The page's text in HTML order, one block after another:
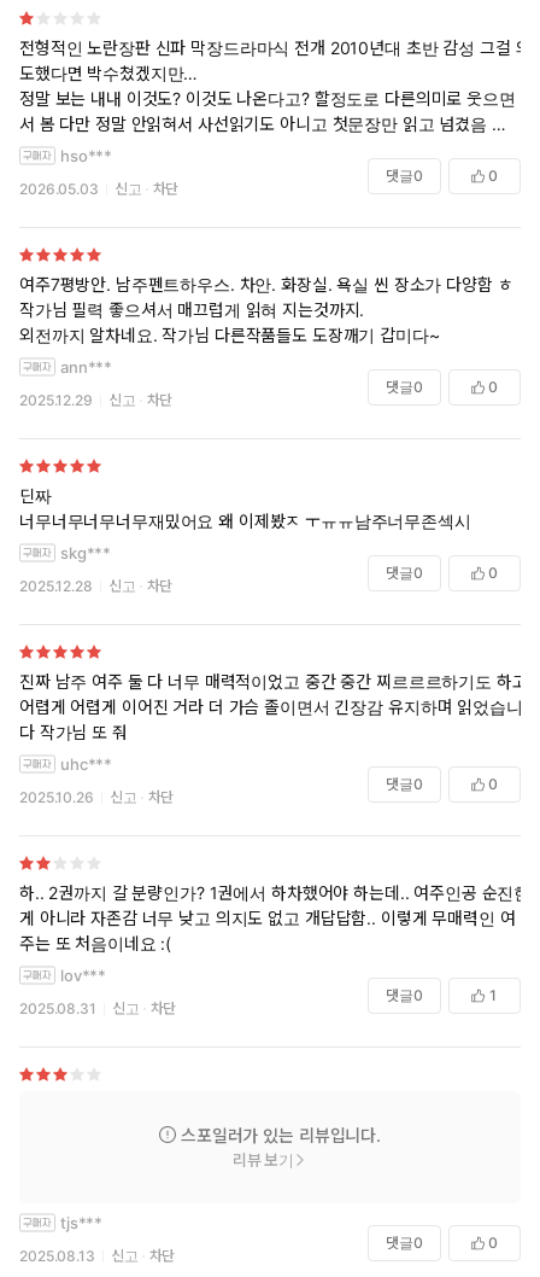
전형적인 노란장판 신파 막장드라마식 전개 2010년대 초반 감성 그걸 의
도했다면 박수쳤겠지만…
정말 보는 내내 이것도? 이것도 나온다고? 할정도로 다른의미로 웃으면
서 봄 다만 정말 안읽혀서 사선읽기도 아니고 첫문장만 읽고 넘겼음 맠다
로 사서 다행이지… 정가주고 샀으면 후회했을듯ㅋㅋㅋㅋㅋ
hso***
2026.05.03 신고 차단
댓글0 0
여주7평방안. 남주펜트하우스. 차안. 화장실. 욕실 씬 장소가 다양함 ㅎ
작가님 필력 좋으셔서 매끄럽게 읽혀 지는것까지.
외전까지 알차네요. 작가님 다른작품들도 도장깨기 갑미다~
ann***
2025.12.29 신고 차단
댓글0 0
딘짜
너무너무너무너무재밌어요 왜 이제봤ㅈ ㅜㅠㅠ남주너무존섹시
skg***
2025.12.28 신고 차단
댓글0 0
진짜 남주 여주 둘 다 너무 매력적이었고 중간 중간 찌르르르하기도 하고
어렵게 어렵게 이어진 거라 더 가슴 졸이면서 긴장감 유지하며 읽었습니
다 작가님 또 줘
uhc***
2025.10.26 신고 차단
댓글0 0
하.. 2권까지 갈 분량인가? 1권에서 하차했어야 하는데.. 여주인공 순진한
게 아니라 자존감 너무 낮고 의지도 없고 개답답함.. 이렇게 무매력인 여
주는 또 처음이네요 :(
lov***
2025.08.31 신고 차단
댓글0 1
스포일러가 있는 리뷰입니다.
리뷰 보기
tjs***
2025.08.13 신고 차단
댓글0 0